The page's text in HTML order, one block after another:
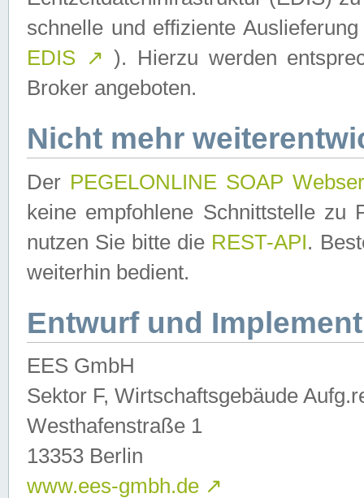
schnelle und effiziente
EDIS ↗ ). Hierzu werden
Broker angeboten.
Nicht mehr
Der PEGELONLINE SOAP
keine empfohlene Schnittstelle zu
nutzen Sie bitte die REST-API.
weiterhin bedient.
Entwurf und
EES GmbH
Sektor F, Wirtschaftsgebäude
Westhafenstraße 1
13353 Berlin
www.ees-gmbh.de ↗